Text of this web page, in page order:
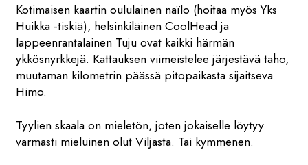
Kotimaisen kaartin oululainen naïlo (hoitaa myös Yks
Huikka -tiskiä), helsinkiläinen CoolHead ja
lappeenrantalainen Tuju ovat kaikki härmän
ykkösnyrkkejä. Kattauksen viimeistelee järjestävä taho,
muutaman kilometrin päässä pitopaikasta sijaitseva
Himo.
Tyylien skaala on mieletön, joten jokaiselle löytyy
varmasti mieluinen olut Viljasta. Tai kymmenen.